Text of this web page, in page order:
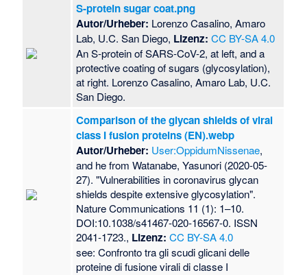
S-protein sugar coat.png
Autor/Urheber: Lorenzo Casalino, Amaro
Lab, U.C. San Diego, Lizenz: CC BY-SA 4.0
An S-protein of SARS-CoV-2, at left, and a
protective coating of sugars (glycosylation),
at right. Lorenzo Casalino, Amaro Lab, U.C.
San Diego.
Comparison of the glycan shields of viral
class I fusion proteins (EN).webp
Autor/Urheber: User:OppidumNissenae,
and he from Watanabe, Yasunori (2020-05-
27). "Vulnerabilities in coronavirus glycan
shields despite extensive glycosylation".
Nature Communications 11 (1): 1–10.
DOI:10.1038/s41467-020-16567-0. ISSN
2041-1723., Lizenz: CC BY-SA 4.0
see: Confronto tra gli scudi glicani delle
proteine di fusione virali di classe I